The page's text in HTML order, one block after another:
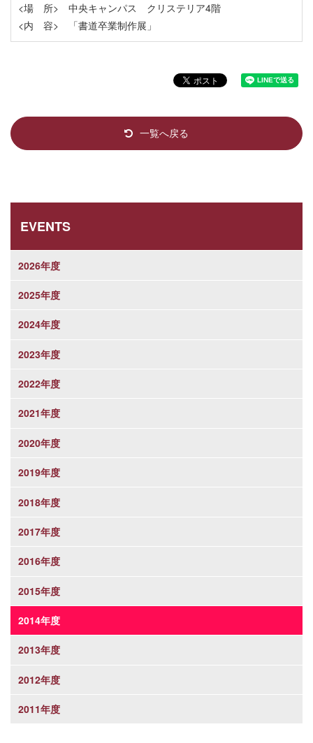
<場 所> 中央キャンパス クリステリア4階
<内 容> 「書道卒業制作展」
一覧へ戻る
EVENTS
2026年度
2025年度
2024年度
2023年度
2022年度
2021年度
2020年度
2019年度
2018年度
2017年度
2016年度
2015年度
2014年度
2013年度
2012年度
2011年度